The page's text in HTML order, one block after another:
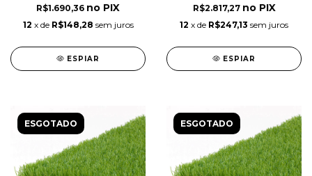
R$1.690,36
12 x de R$148,28 sem juros
ESPIAR
R$2.817,27
12 x de R$247,13 sem juros
ESPIAR
ESGOTADO ESGOTADO